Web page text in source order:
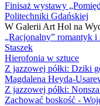
Finisaż wystawy
Politechniki Gdańskiej
W Galerii Art Hol na
„Racjonalny” romantyk
Staszek
Hierofonia w sztuce
Z jazzowej półki: Dziki
Magdalena Heyda-
Z jazzowej półki:
Zachować boskość -